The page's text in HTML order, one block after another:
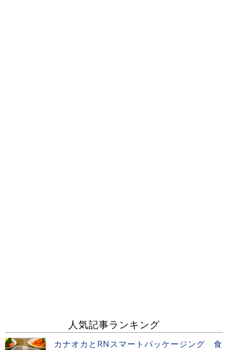
人気記事ランキング
カナオカとRNスマートパッケージング 食